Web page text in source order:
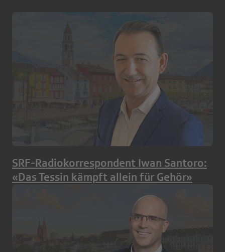
SRF-Radiokorrespondent Iwan Santoro:
«Das Tessin kämpft allein für Gehör»